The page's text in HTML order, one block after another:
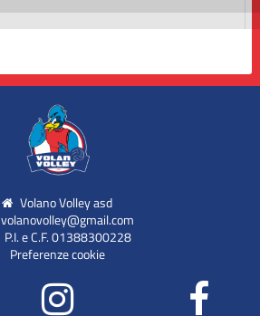
Volano Volley asd
volanovolley@gmail.com
P.I. e C.F. 01388300228
Preferenze cookie